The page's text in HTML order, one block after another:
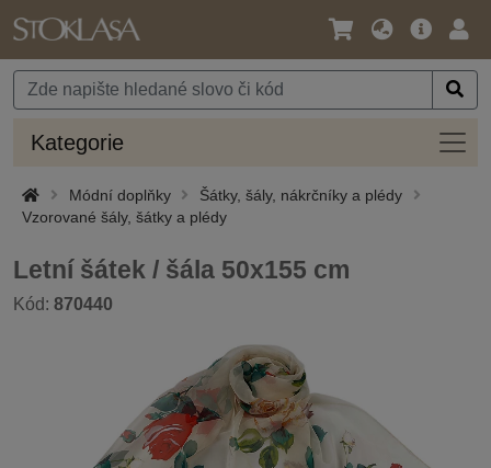
Jazyk
Měna
Hlavní
Kategorie
Módní doplňky
Šátky, šály, nákrčníky a plédy
Vzorované šály, šátky a plédy
Letní šátek / šála 50x155 cm
Kód: 870440